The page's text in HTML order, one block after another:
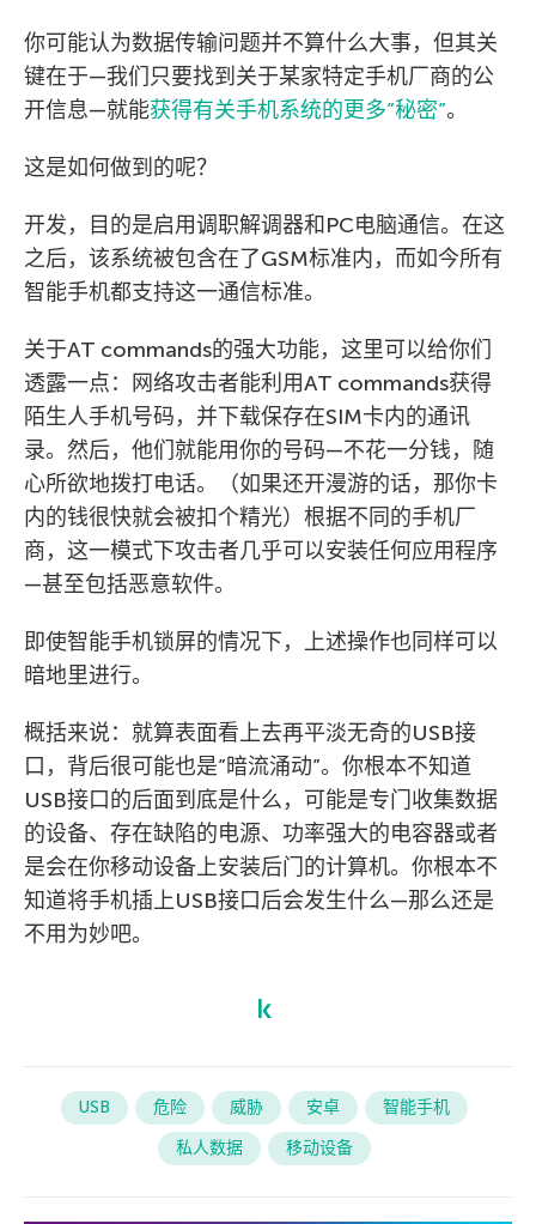
你可能认为数据传输问题并不算什么大事，但其关
键在于—我们只要找到关于某家特定手机厂商的公
开信息—就能获得有关手机系统的更多”秘密”。
这是如何做到的呢？
开发，目的是启用调职解调器和PC电脑通信。在这
之后，该系统被包含在了GSM标准内，而如今所有
智能手机都支持这一通信标准。
关于AT commands的强大功能，这里可以给你们
透露一点：网络攻击者能利用AT commands获得
陌生人手机号码，并下载保存在SIM卡内的通讯
录。然后，他们就能用你的号码—不花一分钱，随
心所欲地拨打电话。（如果还开漫游的话，那你卡
内的钱很快就会被扣个精光）根据不同的手机厂
商，这一模式下攻击者几乎可以安装任何应用程序
—甚至包括恶意软件。
即使智能手机锁屏的情况下，上述操作也同样可以
暗地里进行。
概括来说：就算表面看上去再平淡无奇的USB接
口，背后很可能也是”暗流涌动”。你根本不知道
USB接口的后面到底是什么，可能是专门收集数据
的设备、存在缺陷的电源、功率强大的电容器或者
是会在你移动设备上安装后门的计算机。你根本不
知道将手机插上USB接口后会发生什么—那么还是
不用为妙吧。
USB 危险 威胁 安卓
智能手机
私人数据
移动设备